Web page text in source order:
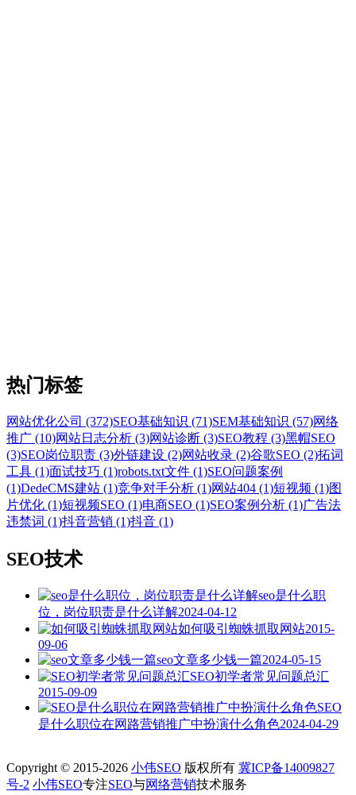
热门标签
网站优化公司 (372)SEO基础知识 (71)SEM基础知识 (57)网络
推广 (10)网站日志分析 (3)网站诊断 (3)SEO教程 (3)黑帽SEO
(3)SEO岗位职责 (3)外链建设 (2)网站收录 (2)谷歌SEO (2)拓词
工具 (1)面试技巧 (1)robots.txt文件 (1)SEO问题案例
(1)DedeCMS建站 (1)竞争对手分析 (1)网站404 (1)短视频 (1)图
片优化 (1)短视频SEO (1)电商SEO (1)SEO案例分析 (1)广告法
违禁词 (1)抖音营销 (1)抖音 (1)
SEO技术
seo是什么职
位，岗位职责是什么详解2024-04-12
如何吸引蜘蛛抓取网站2015-
09-06
seo文章多少钱一篇2024-05-15
SEO初学者常见问题总汇
2015-09-09
SEO
是什么职位在网路营销推广中扮演什么角色2024-04-29
Copyright © 2015-2026 小伟SEO 版权所有 冀ICP备14009827
号-2 小伟SEO专注SEO与网络营销技术服务